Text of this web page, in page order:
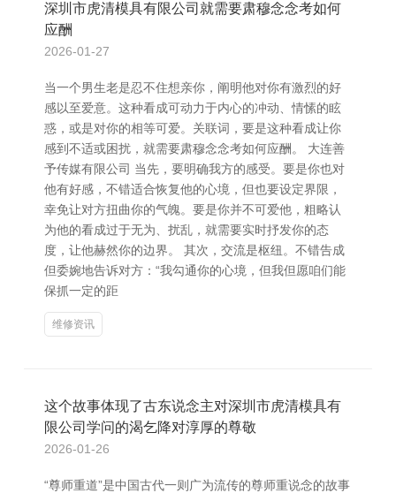
深圳市虎清模具有限公司就需要肃穆念念考如何
应酬
2026-01-27
当一个男生老是忍不住想亲你，阐明他对你有激烈的好
感以至爱意。这种看成可动力于内心的冲动、情愫的眩
惑，或是对你的相等可爱。关联词，要是这种看成让你
感到不适或困扰，就需要肃穆念念考如何应酬。 大连善
予传媒有限公司 当先，要明确我方的感受。要是你也对
他有好感，不错适合恢复他的心境，但也要设定界限，
幸免让对方扭曲你的气魄。要是你并不可爱他，粗略认
为他的看成过于无为、扰乱，就需要实时抒发你的态
度，让他赫然你的边界。 其次，交流是枢纽。不错告成
但委婉地告诉对方：“我勾通你的心境，但我但愿咱们能
保抓一定的距
维修资讯
这个故事体现了古东说念主对深圳市虎清模具有
限公司学问的渴乞降对淳厚的尊敬
2026-01-26
“尊师重道”是中国古代一则广为流传的尊师重说念的故事